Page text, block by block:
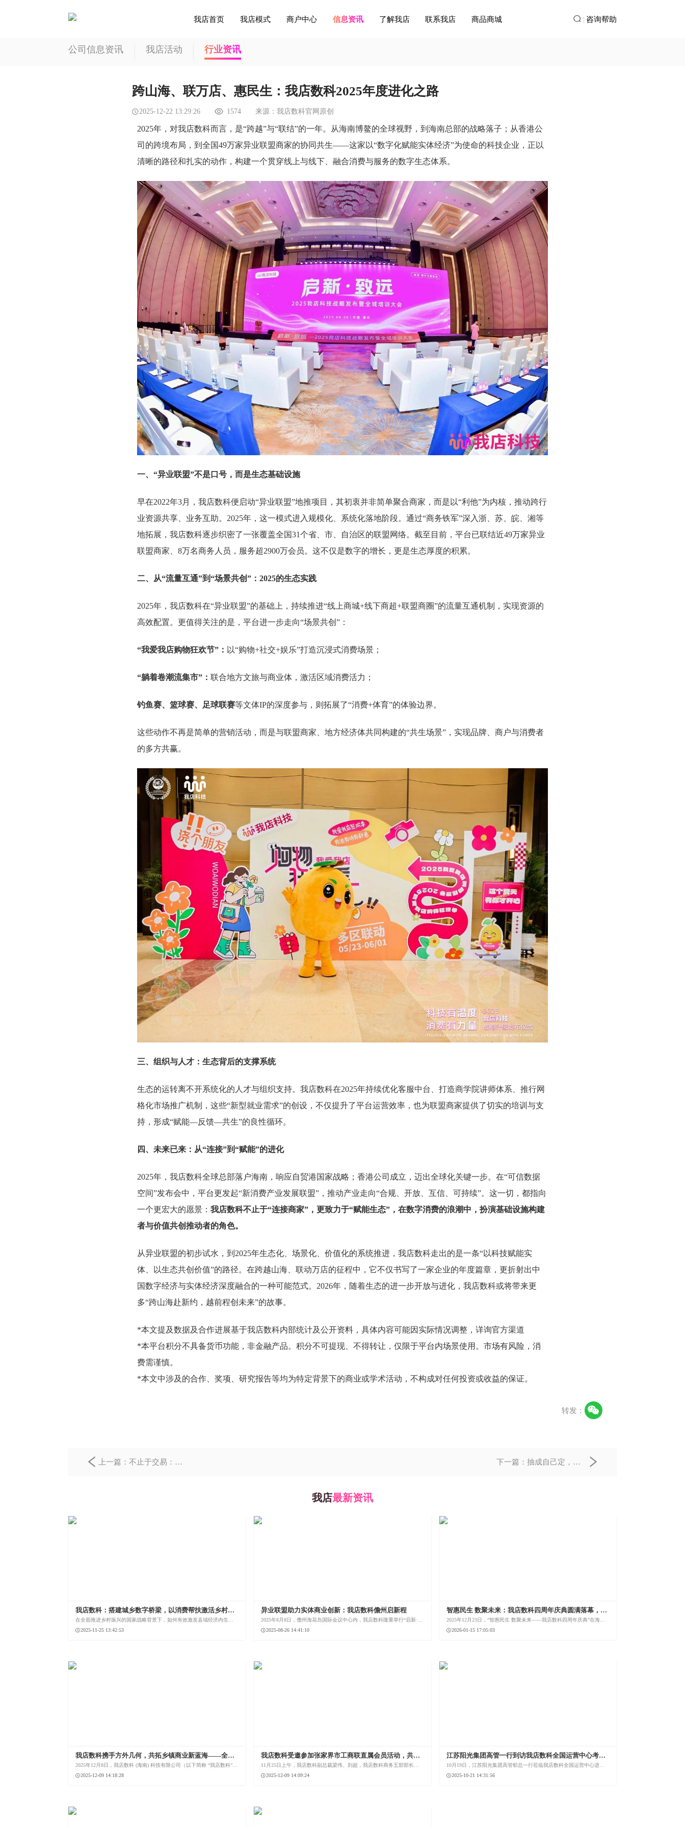
我店首页 我店模式 商户中心 信息资讯 了解我店 联系我店 商品商城 | 咨询帮助
公司信息资讯 我店活动 行业资讯
跨山海、联万店、惠民生：我店数科2025年度进化之路
2025-12-22 13:29:26 1574 来源： 我店数科官网原创
2025年，对我店数科而言，是“跨越”与“联结”的一年。从海南博鳌的全球视野，到海南总部的战略落子；从香港公
司的跨境布局，到全国49万家异业联盟商家的协同共生——这家以“数字化赋能实体经济”为使命的科技企业，正以
清晰的路径和扎实的动作，构建一个贯穿线上与线下、融合消费与服务的数字生态体系。
一、“异业联盟”不是口号，而是生态基础设施
早在2022年3月，我店数科便启动“异业联盟”地推项目，其初衷并非简单聚合商家，而是以“利他”为内核，推动跨行
业资源共享、业务互助。2025年，这一模式进入规模化、系统化落地阶段。通过“商务铁军”深入浙、苏、皖、湘等
地拓展，我店数科逐步织密了一张覆盖全国31个省、市、自治区的联盟网络。截至目前，平台已联结近49万家异业
联盟商家、8万名商务人员，服务超2900万会员。这不仅是数字的增长，更是生态厚度的积累。
二、从“流量互通”到“场景共创”：2025的生态实践
2025年，我店数科在“异业联盟”的基础上，持续推进“线上商城+线下商超+联盟商圈”的流量互通机制，实现资源的
高效配置。更值得关注的是，平台进一步走向“场景共创”：
“我爱我店购物狂欢节”： 以“购物+社交+娱乐”打造沉浸式消费场景；
“躺着卷潮流集市”： 联合地方文旅与商业体，激活区域消费活力；
钓鱼赛、篮球赛、足球联赛等文体IP的深度参与，则拓展了“消费+体育”的体验边界。
这些动作不再是简单的营销活动，而是与联盟商家、地方经济体共同构建的“共生场景”，实现品牌、商户与消费者
的多方共赢。
三、组织与人才：生态背后的支撑系统
生态的运转离不开系统化的人才与组织支持。我店数科在2025年持续优化客服中台、打造商学院讲师体系、推行网
格化市场推广机制，这些“新型就业需求”的创设，不仅提升了平台运营效率，也为联盟商家提供了切实的培训与支
持，形成“赋能—反馈—共生”的良性循环。
四、未来已来：从“连接”到“赋能”的进化
2025年，我店数科全球总部落户海南，响应自贸港国家战略；香港公司成立，迈出全球化关键一步。在“可信数据
空间”发布会中，平台更发起“新消费产业发展联盟”，推动产业走向“合规、开放、互信、可持续”。这一切，都指向
一个更宏大的愿景： 我店数科不止于“连接商家”，更致力于“赋能生态”，在数字消费的浪潮中，扮演基础设施构建
者与价值共创推动者的角色。
从异业联盟的初步试水，到2025年生态化、场景化、价值化的系统推进，我店数科走出的是一条“以科技赋能实
体、以生态共创价值”的路径。在跨越山海、联动万店的征程中，它不仅书写了一家企业的年度篇章，更折射出中
国数字经济与实体经济深度融合的一种可能范式。2026年，随着生态的进一步开放与进化，我店数科或将带来更
多“跨山海赴新约，越前程创未来”的故事。
*本文提及数据及合作进展基于我店数科内部统计及公开资料，具体内容可能因实际情况调整，详询官方渠道
*本平台积分不具备货币功能，非金融产品。积分不可提现、不得转让，仅限于平台内场景使用。市场有风险，消
费需谨慎。
*本文中涉及的合作、奖项、研究报告等均为特定背景下的商业或学术活动，不构成对任何投资或收益的保证。
转发：
上一篇：不止于交易：我
下一篇：抽成自己定，客
我店最新资讯
我店数科：搭建城乡数字桥梁，以消费帮扶激活乡村振
兴新动能
在全面推进乡村振兴的国家战略背景下，如何有效激发县域经济内生动
力，打通城乡经济循环的堵点，成为社会各界的共同课题。我店数科立
足于自身优势，以数字科技为犁，以消费帮扶为种，深耕广袤县域市
2025-11-25 13:42:53
异业联盟助力实体商业创新：我店数科儋州启新程
2025年8月8日，儋州海花岛国际会议中心内，我店数科隆重举行“启新·致
远 2025战略发布暨全域培训大会”，并正式宣布其全球总部迁移至儋州海
花岛。
2025-08-26 14:41:10
智惠民生 数聚未来：我店数科四周年庆典圆满落幕，自
贸港战略锚点开启全球生态新篇章！
2025年12月23日，“智惠民生 数聚未来——我店数科四周年庆典”在海南
儋州海花岛盛大启幕。
2026-01-15 17:05:03
我店数科携手方外几何，共拓乡镇商业新蓝海——全国
60座“我店润生荟生活广场”战略布局正式启动！
2025年12月8日，我店数科 (海南) 科技有限公司（以下简称 “我店数科”）
与湖州市方外几何商业运营管理有限公司正式签署战略合作协议，双方
将依托各自核心优势，联手打造“我店润生荟生活广场”商业综合体连锁品
2025-12-09 14:18:28
我店数科受邀参加张家界市工商联直属会员活动，共话
数字经济赋能实体产业新路径！
11月25日上午，我店数科副总裁梁伟、刘超，我店数科商务五部部长顾
建标以及我店数科张家界市县区服务中心负责人受邀参加了张家界市工
商联（总商会）2025年直属会员第三次活动。
2025-12-09 14:09:24
江苏阳光集团高管一行到访我店数科全国运营中心考察
交流
10月19日，江苏阳光集团高管郁总一行莅临我店数科全国运营中心进行
考察走访，以实地参观的形式，深入了解我店数科的核心业务发展状况
与全国战略布局，聚焦未来发展方向深入交流，为协同发展搭建高效沟
2025-10-21 14:31:56